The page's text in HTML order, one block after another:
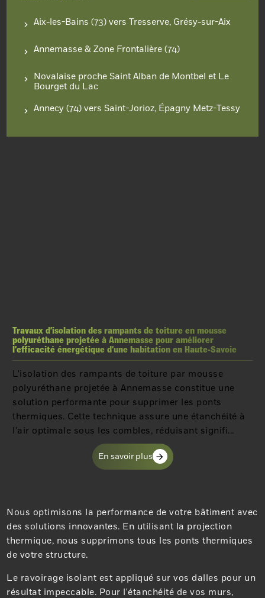
Aix-les-Bains (73) vers Tresserve, Grésy-sur-Aix
Annemasse & Zone Frontalière (74)
Novalaise proche Saint Alban de Montbel et Le
Bourget du Lac
Annecy (74) vers Saint-Jorioz, Épagny Metz-Tessy
Travaux d’isolation des rampants de toiture en mousse
polyuréthane projetée à Annemasse pour améliorer
l’efficacité énergétique d’une habitation en Haute-Savoie
L'isolation des rampants de toiture par mousse
polyuréthane projetée à Annemasse constitue une
solution performante pour supprimer les ponts
thermiques. Cette technique assure une étanchéité à
l'air optimale sous les combles, réduisant signifi...
En savoir plus
Nous optimisons la performance de votre bâtiment avec
des solutions innovantes. En utilisant la projection
thermique, nous supprimons tous les ponts thermiques
de votre structure.
Le ravoirage isolant est appliqué sur vos dalles pour un
résultat impeccable. Pour l'étanchéité de vos murs,